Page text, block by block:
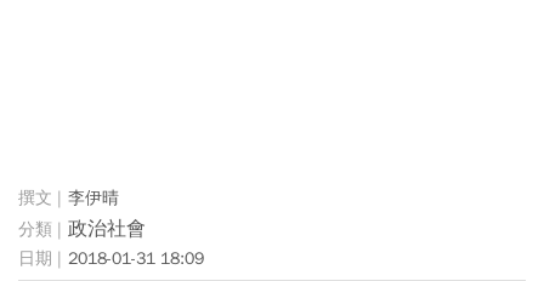
李伊晴
政治社會
2018-01-31 18:09